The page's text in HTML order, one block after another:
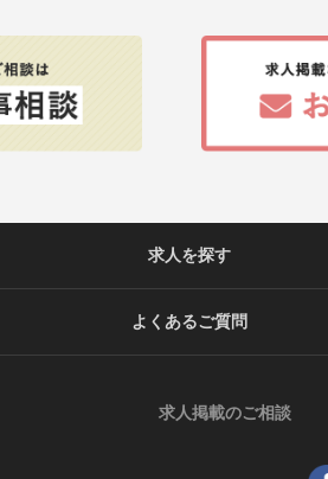
求人を探す
よくあるご質問
求人掲載のご相談